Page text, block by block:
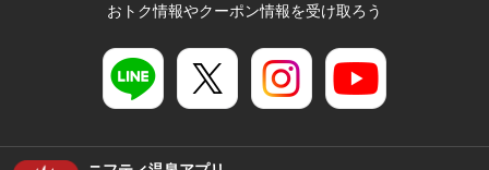
おトク情報やクーポン情報を受け取ろう